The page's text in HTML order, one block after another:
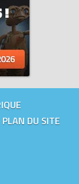
PLAN DU SITE